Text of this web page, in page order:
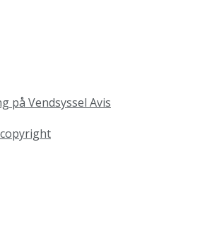
på Vendsyssel Avis